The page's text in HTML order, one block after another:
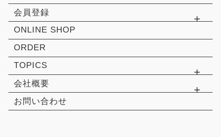
会員登録
ONLINE SHOP
ORDER
TOPICS
会社概要
お問い合わせ